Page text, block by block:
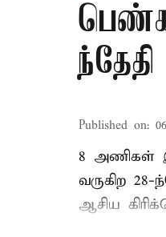
Published on:
8 அணிகள்
வருகிற
ஆசிய